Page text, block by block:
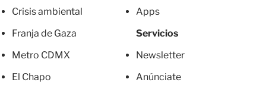
Crisis ambiental
Franja de Gaza
Metro CDMX
El Chapo
Apps
Servicios
Newsletter
Anúnciate